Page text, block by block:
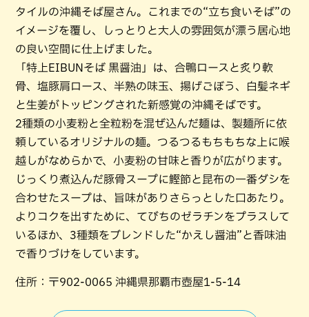
タイルの沖縄そば屋さん。これまでの“立ち食いそば”の
イメージを覆し、しっとりと大人の雰囲気が漂う居心地
の良い空間に仕上げました。
「特上EIBUNそば 黒醤油」は、合鴨ロースと炙り軟
骨、塩豚肩ロース、半熟の味玉、揚げごぼう、白髪ネギ
と生姜がトッピングされた新感覚の沖縄そばです。
2種類の小麦粉と全粒粉を混ぜ込んだ麺は、製麺所に依
頼しているオリジナルの麺。つるつるもちもちな上に喉
越しがなめらかで、小麦粉の甘味と香りが広がります。
じっくり煮込んだ豚骨スープに鰹節と昆布の一番ダシを
合わせたスープは、旨味がありさらっとした口あたり。
よりコクを出すために、てびちのゼラチンをプラスして
いるほか、3種類をブレンドした“かえし醤油”と香味油
で香りづけをしています。
住所：〒902-0065 沖縄県那覇市壺屋1-5-14